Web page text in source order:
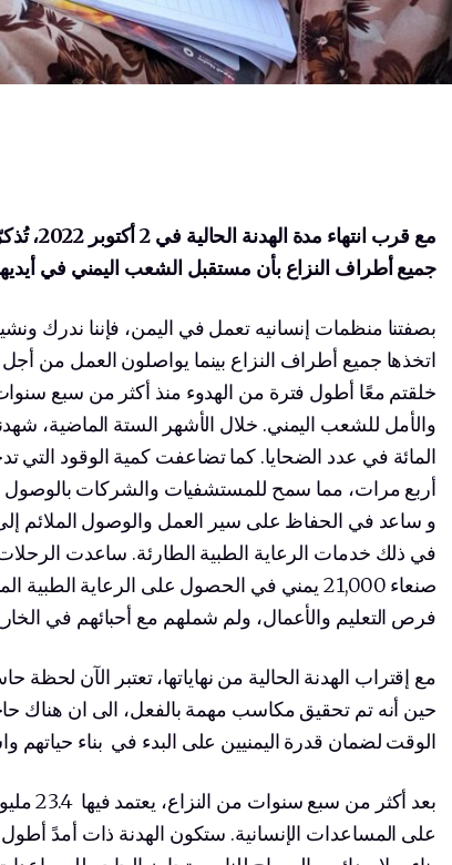
مع قرب انتهاء مدة
الهدنة
جميع أطراف النزاع بأن مستقبل الشعب اليمني في
بصفتنا منظمات إنسانيه تعمل في اليمن، فإننا ندرك
اتخذها جميع أطراف النزاع بينما يواصلون العمل من
خلقتم معًا أطول فترة من الهدوء منذ أكثر من سبع
المائة في عدد الضحايا. كما تضاعفت كمية الوقود التي
أربع مرات، مما سمح للمستشفيات والشركات بالوصول
و ساعد في الحفاظ على سير العمل والوصول الملائم إلى
في ذلك خدمات الرعاية الطبية الطارئة. ساعدت الرحلات
صنعاء 21,000 يمني في الحصول على الرعاية الطبية
فرص التعليم والأعمال، ولم شملهم مع أحبائهم في
مع إقتراب الهدنة الحالية من نهاياتها، تعتبر الآن
حين أنه تم تحقيق مكاسب مهمة بالفعل، الى ان هناك
الوقت لضمان قدرة اليمنيين على البدء في بناء حياتهم
بعد أكثر من
على المساعدات الإنسانية. ستكون الهدنة ذات أمدً